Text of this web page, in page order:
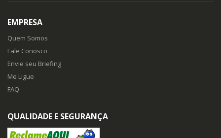
EMPRESA
Quem Somos
Fale Conosco
Envie seu Briefing
Me Ligue
FAQ
QUALIDADE E SEGURANÇA